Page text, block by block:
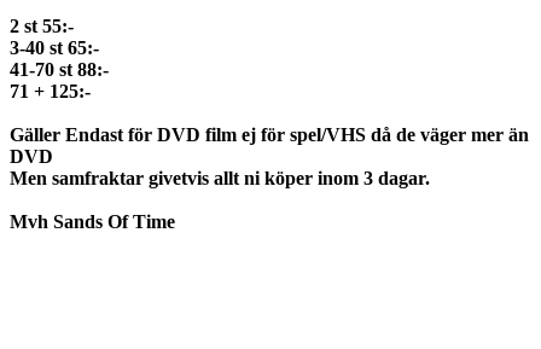
2 st 55:-
3-40 st 65:-
41-70 st 88:-
71 + 125:-
Gäller Endast för DVD film ej för spel/VHS då de väger mer än
DVD
Men samfraktar givetvis allt ni köper inom 3 dagar.
Mvh Sands Of Time